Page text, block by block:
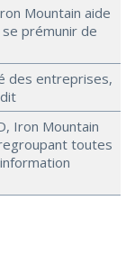
Mountain aide
prémunir de
des entreprises,
Iron Mountain
toutes